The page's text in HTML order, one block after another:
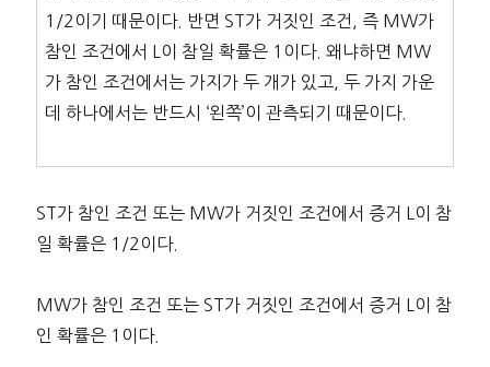
1/2이기 때문이다. 반면 ST가 거짓인 조건, 즉 MW가
참인 조건에서 L이 참일 확률은 1이다. 왜냐하면 MW
가 참인 조건에서는 가지가 두 개가 있고, 두 가지 가운
데 하나에서는 반드시 ‘왼쪽’이 관측되기 때문이다.
ST가 참인 조건 또는 MW가 거짓인 조건에서 증거 L이 참
일 확률은 1/2이다.
MW가 참인 조건 또는 ST가 거짓인 조건에서 증거 L이 참
인 확률은 1이다.